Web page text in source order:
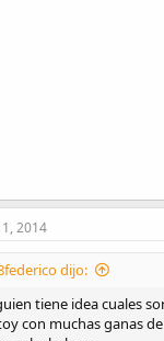
2014
dijo:
tiene idea cuales
con muchas ganas